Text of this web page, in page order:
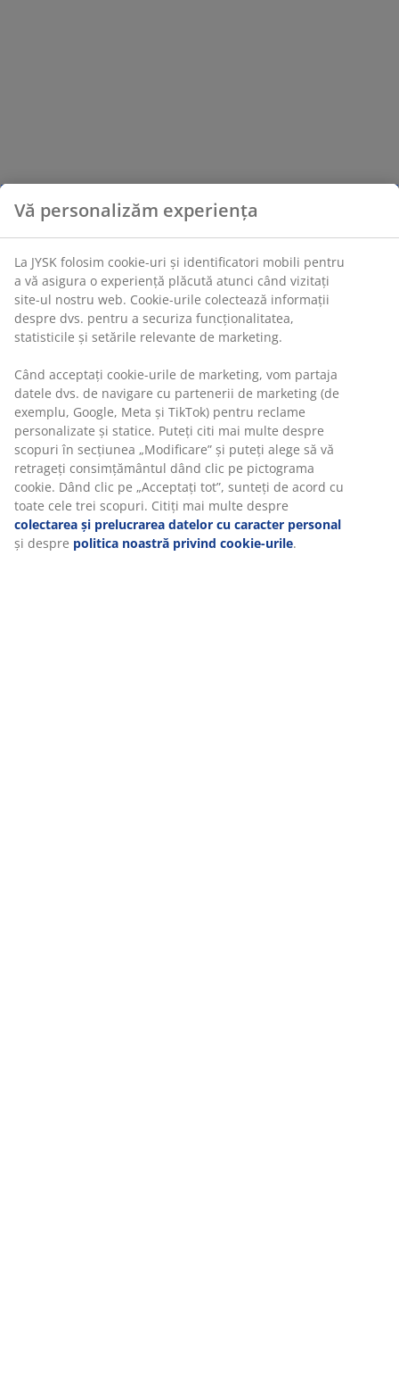
Vă personalizăm experiența
La JYSK folosim cookie-uri și identificatori mobili pentru
a vă asigura o experiență plăcută atunci când vizitați
site-ul nostru web. Cookie-urile colectează informații
despre dvs. pentru a securiza funcționalitatea,
statisticile și setările relevante de marketing.
Când acceptați cookie-urile de marketing, vom partaja
datele dvs. de navigare cu partenerii de marketing (de
exemplu, Google, Meta și TikTok) pentru reclame
personalizate și statice. Puteți citi mai multe despre
scopuri în secțiunea „Modificare” și puteți alege să vă
retrageți consimțământul dând clic pe pictograma
cookie. Dând clic pe „Acceptați tot”, sunteți de acord cu
toate cele trei scopuri. Citiți mai multe despre
colectarea și prelucrarea datelor cu caracter personal
și despre politica noastră privind cookie-urile.